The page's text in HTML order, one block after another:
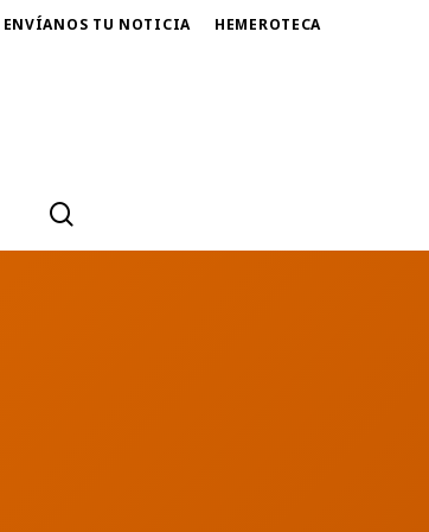
ENVÍANOS TU NOTICIA HEMEROTECA